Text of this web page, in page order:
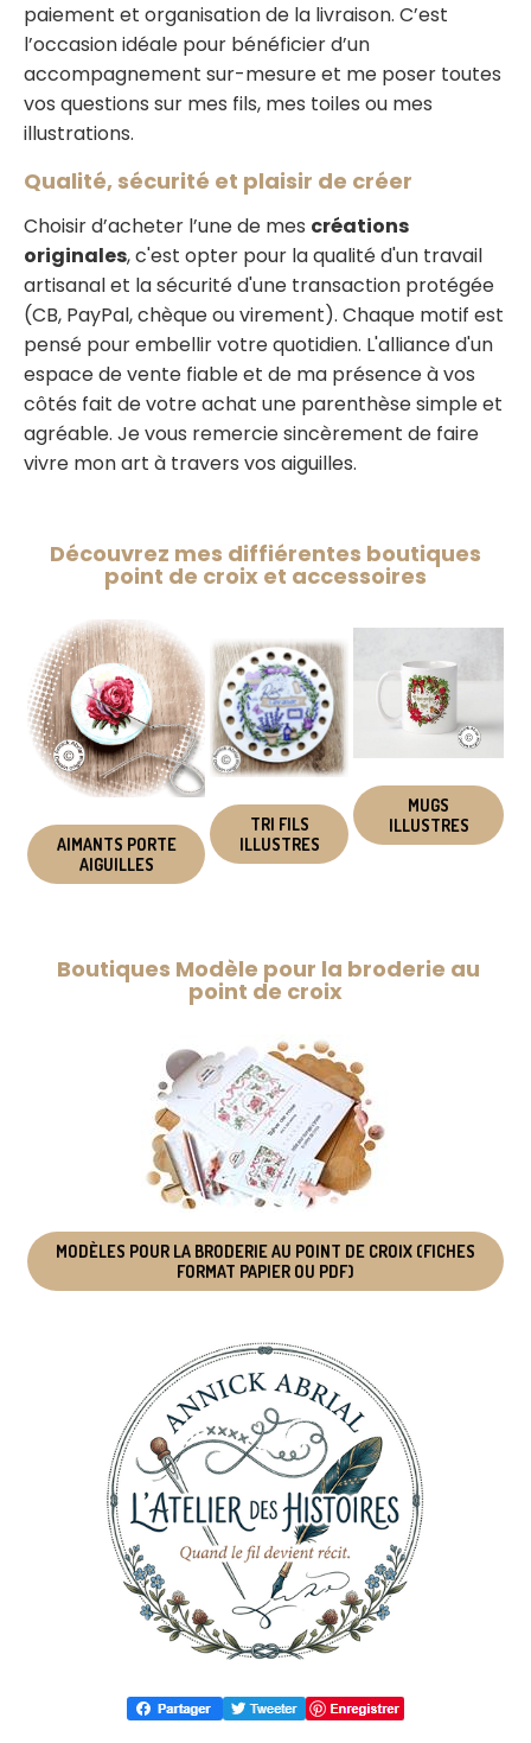
paiement et organisation de la livraison. C’est
l’occasion idéale pour bénéficier d’un
accompagnement sur-mesure et me poser toutes
vos questions sur mes fils, mes toiles ou mes
illustrations.
Qualité, sécurité et plaisir de créer
Choisir d’acheter l’une de mes créations
originales, c'est opter pour la qualité d'un travail
artisanal et la sécurité d'une transaction protégée
(CB, PayPal, chèque ou virement). Chaque motif est
pensé pour embellir votre quotidien. L'alliance d'un
espace de vente fiable et de ma présence à vos
côtés fait de votre achat une parenthèse simple et
agréable. Je vous remercie sincèrement de faire
vivre mon art à travers vos aiguilles.
Découvrez mes diffiérentes boutiques
point de croix et accessoires
AIMANTS PORTE
AIGUILLES
TRI FILS
ILLUSTRES
MUGS
ILLUSTRES
Boutiques Modèle pour la broderie au
point de croix
MODÈLES POUR LA BRODERIE AU POINT DE CROIX (FICHES
FORMAT PAPIER OU PDF)